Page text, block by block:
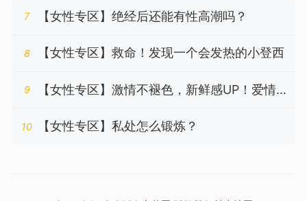
7 【女性专区】绝经后还能有性高潮吗？
8 【女性专区】救命！发现一个会发热的小登西
9
【女性专区】激情不褪色，新鲜感UP！爱情
保鲜的终极秘籍
10 【女性专区】私处怎么锻炼？